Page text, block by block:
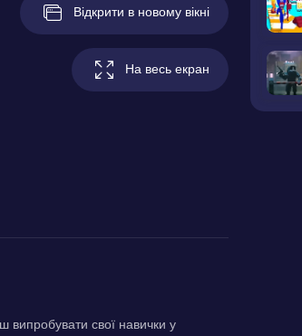
Відкрити в новому вікні
На весь екран
свої навички у